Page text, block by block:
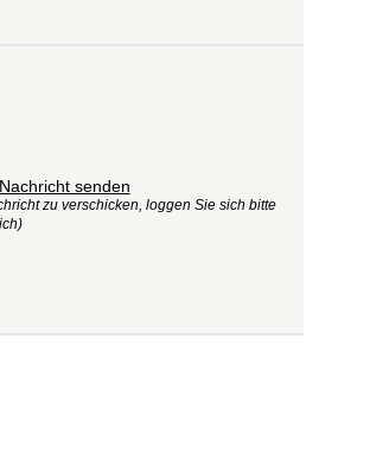
senden
zu verschicken, loggen Sie sich bitte